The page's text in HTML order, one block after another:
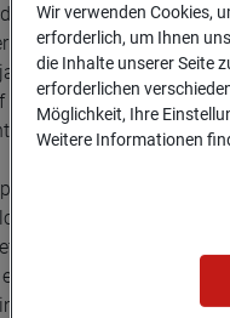
Up-Paddling, wie der
Paddeln,
umfunktionieren. Es
dein Board kleben
aufblasbares Kajak.
zulegen. Das ist
fürs SUP und hat
haben von
zweites Ende
Kauf darauf, dass es
Wir verwenden Cookies,
erforderlich, um Ihnen
die Inhalte unserer Seite
erforderlichen
Möglichkeit, Ihre
Weitere Informationen